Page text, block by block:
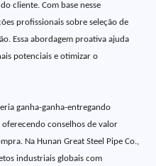
cliente. Com base nesse
profissionais sobre seleção de
Essa abordagem proativa ajuda
potenciais e otimizar o
ganha-ganha-entregando
conselhos de valor
Na Hunan Great Steel Pipe Co.,
industriais globais com